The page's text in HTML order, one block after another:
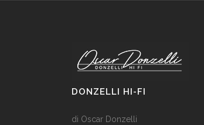
DONZELLI HI-FI
di Oscar Donzelli